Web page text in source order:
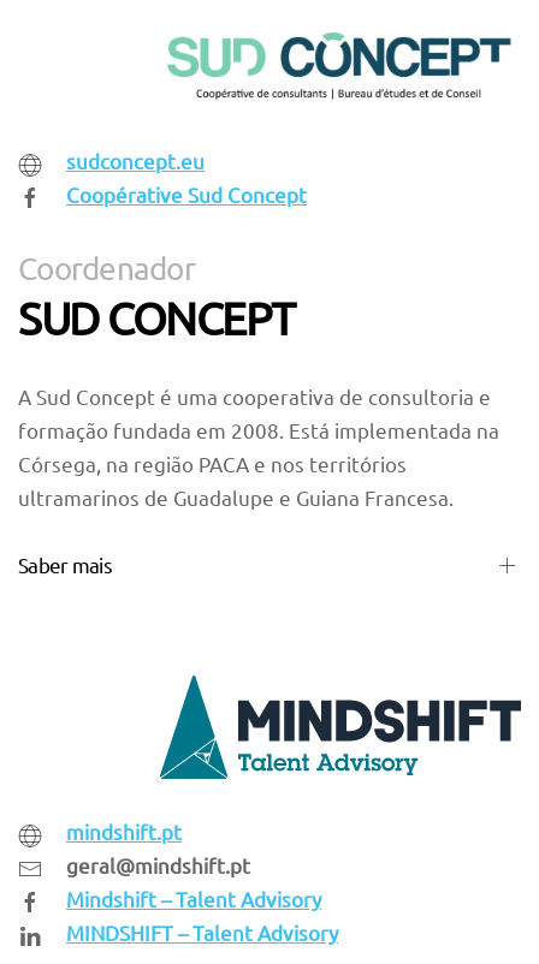
sudconcept.eu
Coopérative Sud Concept
Coordenador
SUD CONCEPT
A Sud Concept é uma cooperativa de consultoria e
formação fundada em 2008. Está implementada na
Córsega, na região PACA e nos territórios
ultramarinos de Guadalupe e Guiana Francesa.
Saber mais
mindshift.pt
geral@mindshift.pt
Mindshift – Talent Advisory
MINDSHIFT – Talent Advisory